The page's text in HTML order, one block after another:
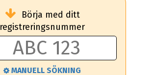
Börja med ditt
registreringsnummer
MANUELL SÖKNING